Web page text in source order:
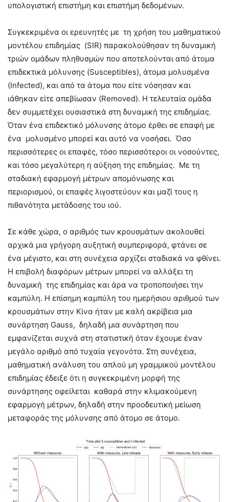
υπολογιστική επιστήμη και επιστήμη δεδομένων.
Συγκεκριμένα οι ερευνητές με τη χρήση του μαθηματικού
μοντέλου επιδημίας (SIR) παρακολούθησαν τη δυναμική
τριών ομάδων πληθυσμών που αποτελούνται από άτομα
επιδεκτικά μόλυνσης (Susceptibles), άτομα μολυσμένα
(Infected), και από τα άτομα που είτε νόσησαν και
ιάθηκαν είτε απεβίωσαν (Removed). Η τελευταία ομάδα
δεν συμμετέχει ουσιαστικά στη δυναμική της επιδημίας.
Όταν ένα επιδεκτικό μόλυνσης άτομο έρθει σε επαφή με
ένα μολυσμένο μπορεί και αυτό να νοσήσει. Όσο
περισσότερες οι επαφές, τόσο περισσότεροι οι νοσούντες,
και τόσο μεγαλύτερη η αύξηση της επιδημίας. Με τη
σταδιακή εφαρμογή μέτρων απομόνωσης και
περιορισμού, οι επαφές λιγοστεύουν και μαζί τους η
πιθανότητα μετάδοσης του ιού.
Σε κάθε χώρα, ο αριθμός των κρουσμάτων ακολουθεί
αρχικά μια γρήγορη αυξητική συμπεριφορά, φτάνει σε
ένα μέγιστο, και στη συνέχεια αρχίζει σταδιακά να φθίνει.
Η επιβολή διαφόρων μέτρων μπορεί να αλλάξει τη
δυναμική της επιδημίας και άρα να τροποποιήσει την
καμπύλη. Η επίσημη καμπύλη του ημερήσιου αριθμού των
κρουσμάτων στην Κίνα ήταν με καλή ακρίβεια μια
συνάρτηση Gauss, δηλαδή μια συνάρτηση που
εμφανίζεται συχνά στη στατιστική όταν έχουμε έναν
μεγάλο αριθμό από τυχαία γεγονότα. Στη συνέχεια,
μαθηματική ανάλυση του απλού μη γραμμικού μοντέλου
επιδημίας έδειξε ότι η συγκεκριμένη μορφή της
συνάρτησης οφείλεται καθαρά στην κλιμακούμενη
εφαρμογή μέτρων, δηλαδή στην προοδευτική μείωση
μεταφοράς της μόλυνσης από άτομο σε άτομο.